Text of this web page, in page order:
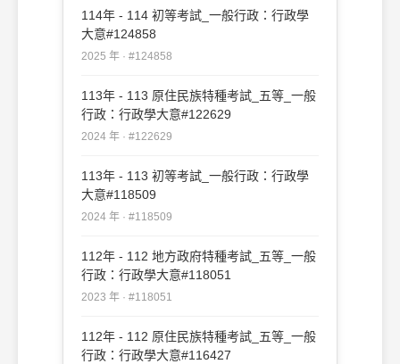
114年 - 114 初等考試_一般行政：行政學
大意#124858
2025 年 · #124858
113年 - 113 原住民族特種考試_五等_一般
行政：行政學大意#122629
2024 年 · #122629
113年 - 113 初等考試_一般行政：行政學
大意#118509
2024 年 · #118509
112年 - 112 地方政府特種考試_五等_一般
行政：行政學大意#118051
2023 年 · #118051
112年 - 112 原住民族特種考試_五等_一般
行政：行政學大意#116427